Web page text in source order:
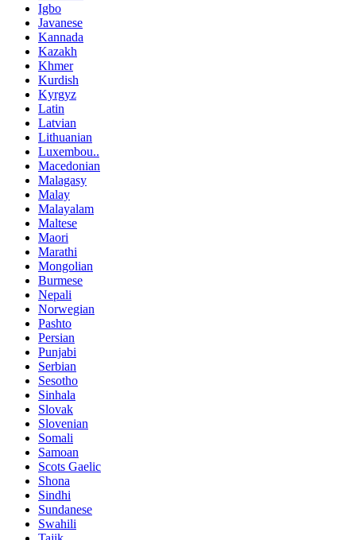
Igbo
Javanese
Kannada
Kazakh
Khmer
Kurdish
Kyrgyz
Latin
Latvian
Lithuanian
Luxembou..
Macedonian
Malagasy
Malay
Malayalam
Maltese
Maori
Marathi
Mongolian
Burmese
Nepali
Norwegian
Pashto
Persian
Punjabi
Serbian
Sesotho
Sinhala
Slovak
Slovenian
Somali
Samoan
Scots Gaelic
Shona
Sindhi
Sundanese
Swahili